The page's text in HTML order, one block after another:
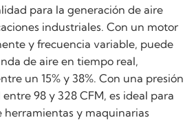
para la generación de aire
industriales. Con un motor
y frecuencia variable, puede
de aire en tiempo real,
un 15% y 38%. Con una presión
98 y 328 CFM, es ideal para
herramientas y maquinarias